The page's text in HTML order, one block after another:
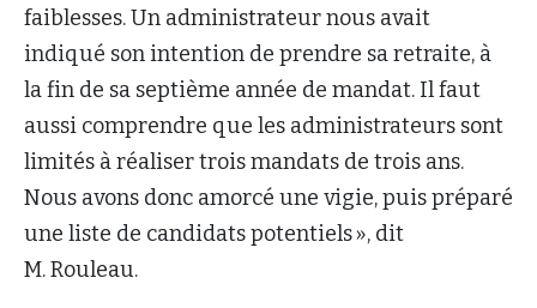
faiblesses. Un administrateur nous avait
indiqué son intention de prendre sa retraite, à
la fin de sa septième année de mandat. Il faut
aussi comprendre que les administrateurs sont
limités à réaliser trois mandats de trois ans.
Nous avons donc amorcé une vigie, puis préparé
une liste de candidats potentiels », dit
M. Rouleau.